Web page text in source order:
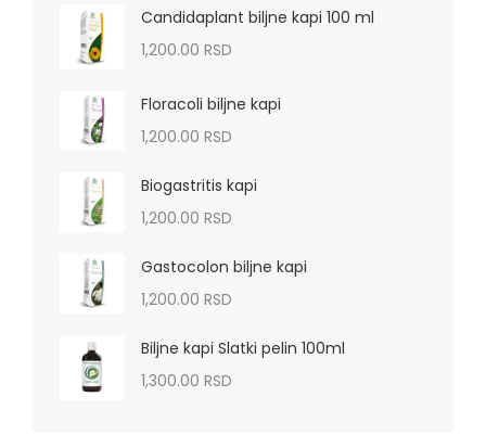
Candidaplant biljne kapi 100 ml
1,200.00 RSD
Floracoli biljne kapi
1,200.00 RSD
Biogastritis kapi
1,200.00 RSD
Gastocolon biljne kapi
1,200.00 RSD
Biljne kapi Slatki pelin 100ml
1,300.00 RSD